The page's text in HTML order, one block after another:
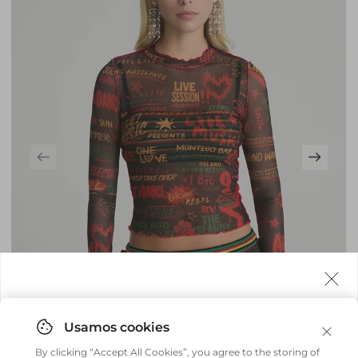
By clicking “Accept All Cookies”, you agree to the storing of